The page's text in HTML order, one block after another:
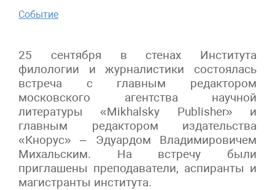
Событие
25 сентября в стенах Института
филологии и журналистики состоялась
встреча с главным редактором
московского агентства научной
литературы «Mikhalsky Publisher» и
главным редактором издательства
«Кнорус» – Эдуардом Владимировичем
Михальским. На встречу были
приглашены преподаватели, аспиранты и
магистранты института.